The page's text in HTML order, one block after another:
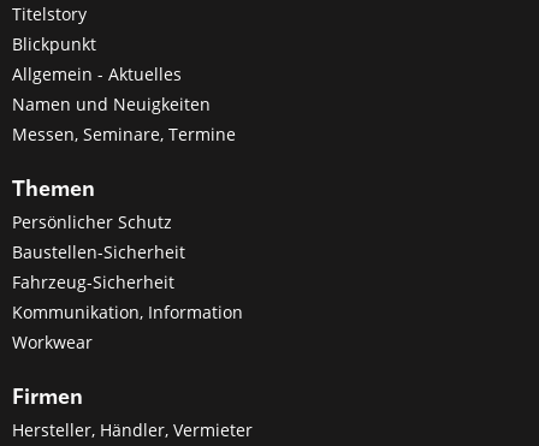
Titelstory
Blickpunkt
Allgemein - Aktuelles
Namen und Neuigkeiten
Messen, Seminare, Termine
Themen
Persönlicher Schutz
Baustellen-Sicherheit
Fahrzeug-Sicherheit
Kommunikation, Information
Workwear
Firmen
Hersteller, Händler, Vermieter